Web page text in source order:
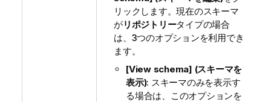
リックします。現在のスキーマ
がリポジトリータイプの場合
は、3つのオプションを利用でき
ます。
[View schema] (スキーマを
表示): スキーマのみを表示す
る場合は、このオプションを